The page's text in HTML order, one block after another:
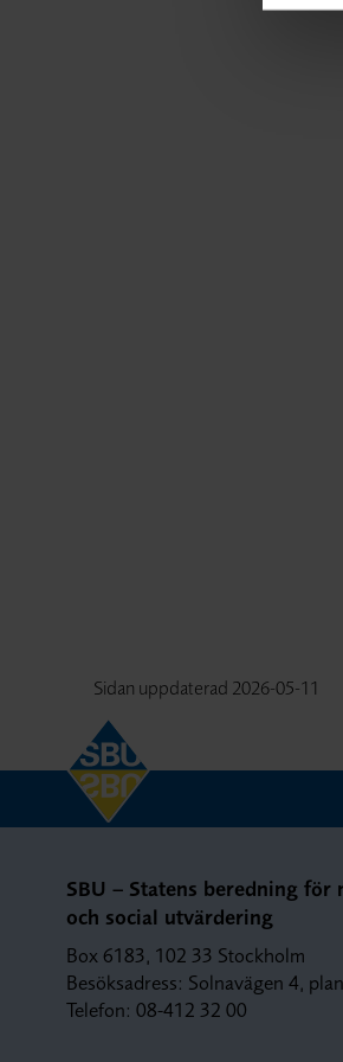
Sidan uppdaterad 2026-05-11
SBU – Statens beredning för
och social utvärdering
Box 6183, 102 33 Stockholm
Besöksadress: Solnavägen 4,
Telefon: 08-412 32 00